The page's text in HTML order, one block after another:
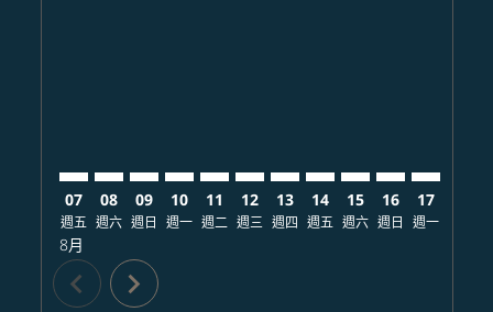
07
週五
8月
08
週六
09
週日
10
週一
11
週二
12
週三
13
週四
14
週五
15
週六
16
週日
17
週一
chevron_left chevron_right